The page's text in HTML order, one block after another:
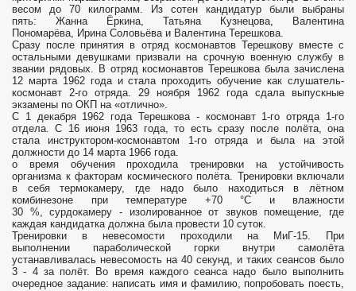
весом до 70 килограмм. Из сотен кандидатур были выбраны
пять: Жанна Ёркина, Татьяна Кузнецова, Валентина
Пономарёва, Ирина Соловьёва и Валентина Терешкова.
Сразу после принятия в отряд космонавтов Терешкову вместе с
остальными девушками призвали на срочную военную службу в
звании рядовых. В отряд космонавтов Терешкова была зачислена
12 марта 1962 года и стала проходить обучение как слушатель-
космонавт 2-го отряда. 29 ноября 1962 года сдала выпускные
экзамены по ОКП на «отлично».
С 1 декабря 1962 года Терешкова - космонавт 1-го отряда 1-го
отдела. С 16 июня 1963 года, то есть сразу после полёта, она
стала инструктором-космонавтом 1-го отряда и была на этой
должности до 14 марта 1966 года.
о время обучения проходила тренировки на устойчивость
организма к факторам космического полёта. Тренировки включали
в себя термокамеру, где надо было находиться в лётном
комбинезоне при температуре +70 °C и влажности
30 %, сурдокамеру - изолированное от звуков помещение, где
каждая кандидатка должна была провести 10 суток.
Тренировки в невесомости проходили на МиГ-15. При
выполнении параболической горки внутри самолёта
устанавливалась невесомость на 40 секунд, и таких сеансов было
3 - 4 за полёт. Во время каждого сеанса надо было выполнить
очередное задание: написать имя и фамилию, попробовать поесть,